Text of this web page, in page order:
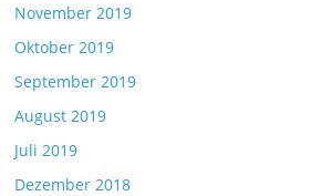
November 2019
Oktober 2019
September 2019
August 2019
Juli 2019
Dezember 2018